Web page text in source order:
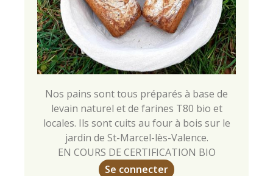
Nos pains sont tous préparés à base de
levain naturel et de farines T80 bio et
locales. Ils sont cuits au four à bois sur le
jardin de St-Marcel-lès-Valence.
EN COURS DE CERTIFICATION BIO
Se connecter